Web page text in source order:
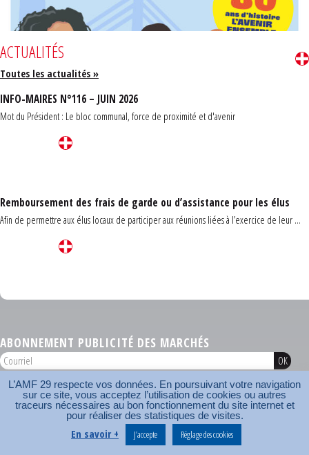
ACTUALITÉS
Toutes les actualités »
INFO-MAIRES N°116 – JUIN 2026
Mot du Président : Le bloc communal, force de proximité et d'avenir
Remboursement des frais de garde ou d’assistance pour les élus
Afin de permettre aux élus locaux de participer aux réunions liées à l’exercice de leur ...
ABONNEMENT PUBLICITÉ DES MARCHÉS
AMF 29 © 2026
Plan du site Nos coordonnées Mentions légales
Contact
Carrefour des communes
AMF
L’AMF 29 respecte vos données. En poursuivant votre navigation
sur ce site, vous acceptez l’utilisation de cookies ou autres
traceurs nécessaires au bon fonctionnement du site internet et
pour réaliser des statistiques de visites.
En savoir + J’accepte Réglage des cookies